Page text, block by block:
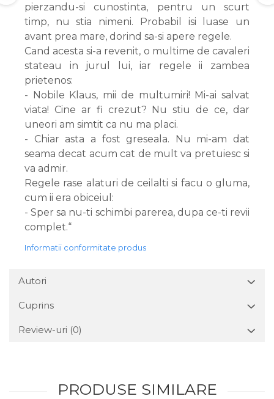
pierzandu-si cunostinta, pentru un scurt
timp, nu stia nimeni. Probabil isi luase un
avant prea mare, dorind sa-si apere regele.
Cand acesta si-a revenit, o multime de cavaleri
stateau in jurul lui, iar regele ii zambea
prietenos:
- Nobile Klaus, mii de multumiri! Mi-ai salvat
viata! Cine ar fi crezut? Nu stiu de ce, dar
uneori am simtit ca nu ma placi.
- Chiar asta a fost greseala. Nu mi-am dat
seama decat acum cat de mult va pretuiesc si
va admir.
Regele rase alaturi de ceilalti si facu o gluma,
cum ii era obiceiul:
- Sper sa nu-ti schimbi parerea, dupa ce-ti revii
complet.“
Informatii conformitate produs
Autori
Cuprins
Review-uri (0)
PRODUSE SIMILARE